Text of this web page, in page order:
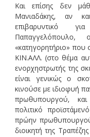
Και επίσης δεν
Μανιαδάκης, αν
επιβαρυντικό
«κατηγορητήριο» που
ΚΙΝ.ΑΛΛ. (στο θέμα
ενορχηστρωτής της
είναι γενικώς ο
κινούσε με ιδιοφυή
πρωθυπουργού, και
πολιτικό
πρώην
διοικητή της